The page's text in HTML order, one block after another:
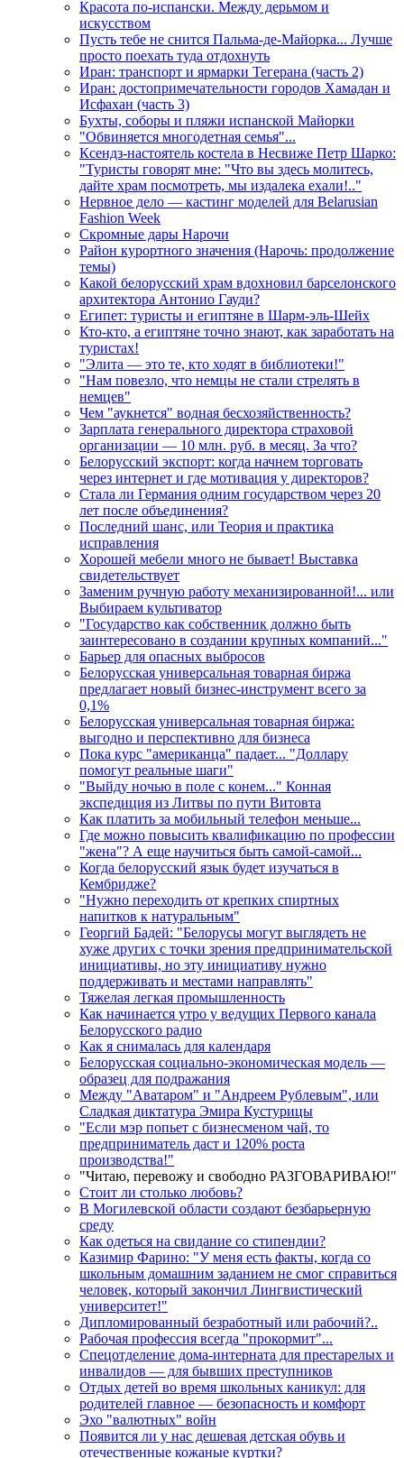
Красота по-испански. Между дерьмом и
искусством
Пусть тебе не снится Пальма-де-Майорка... Лучше
просто поехать туда отдохнуть
Иран: транспорт и ярмарки Тегерана (часть 2)
Иран: достопримечательности городов Хамадан и
Исфахан (часть 3)
Бухты, соборы и пляжи испанской Майорки
"Обвиняется многодетная семья"...
Ксендз-настоятель костела в Несвиже Петр Шарко:
"Туристы говорят мне: "Что вы здесь молитесь,
дайте храм посмотреть, мы издалека ехали!.."
Нервное дело — кастинг моделей для Belarusian
Fashion Week
Скромные дары Нарочи
Район курортного значения (Нарочь: продолжение
темы)
Какой белорусский храм вдохновил барселонского
архитектора Антонио Гауди?
Египет: туристы и египтяне в Шарм-эль-Шейх
Кто-кто, а египтяне точно знают, как заработать на
туристах!
"Элита — это те, кто ходят в библиотеки!"
"Нам повезло, что немцы не стали стрелять в
немцев"
Чем "аукнется" водная бесхозяйственность?
Зарплата генерального директора страховой
организации — 10 млн. руб. в месяц. За что?
Белорусский экспорт: когда начнем торговать
через интернет и где мотивация у директоров?
Стала ли Германия одним государством через 20
лет после объединения?
Последний шанс, или Теория и практика
исправления
Хорошей мебели много не бывает! Выставка
свидетельствует
Заменим ручную работу механизированной!... или
Выбираем культиватор
"Государство как собственник должно быть
заинтересовано в создании крупных компаний..."
Барьер для опасных выбросов
Белорусская универсальная товарная биржа
предлагает новый бизнес-инструмент всего за
0,1%
Белорусская универсальная товарная биржа:
выгодно и перспективно для бизнеса
Пока курс "американца" падает... "Доллару
помогут реальные шаги"
"Выйду ночью в поле с конем..." Конная
экспедиция из Литвы по пути Витовта
Как платить за мобильный телефон меньше...
Где можно повысить квалификацию по профессии
"жена"? А еще научиться быть самой-самой...
Когда белорусский язык будет изучаться в
Кембридже?
"Нужно переходить от крепких спиртных
напитков к натуральным"
Георгий Бадей: "Белорусы могут выглядеть не
хуже других с точки зрения предпринимательской
инициативы, но эту инициативу нужно
поддерживать и местами направлять"
Тяжелая легкая промышленность
Как начинается утро у ведущих Первого канала
Белорусского радио
Как я снималась для календаря
Белорусская социально-экономическая модель —
образец для подражания
Между "Аватаром" и "Андреем Рублевым", или
Сладкая диктатура Эмира Кустурицы
"Если мэр попьет с бизнесменом чай, то
предприниматель даст и 120% роста
производства!"
"Читаю, перевожу и свободно РАЗГОВАРИВАЮ!"
Стоит ли столько любовь?
В Могилевской области создают безбарьерную
среду
Как одеться на свидание со стипендии?
Казимир Фарино: "У меня есть факты, когда со
школьным домашним заданием не смог справиться
человек, который закончил Лингвистический
университет!"
Дипломированный безработный или рабочий?..
Рабочая профессия всегда "прокормит"...
Спецотделение дома-интерната для престарелых и
инвалидов — для бывших преступников
Отдых детей во время школьных каникул: для
родителей главное — безопасность и комфорт
Эхо "валютных" войн
Появится ли у нас дешевая детская обувь и
отечественные кожаные куртки?